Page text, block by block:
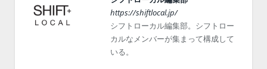
https://shiftlocal.jp/
シフトローカル編集部。シフトロー
カルなメンバーが集まって構成して
いる。